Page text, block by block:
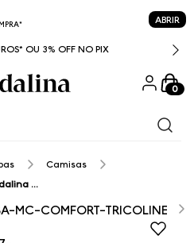
ABRIR
CASHBACK EM TODAS AS
0
Camisas
Camisa Comfort Fit Tricoline Dudalina Masculina